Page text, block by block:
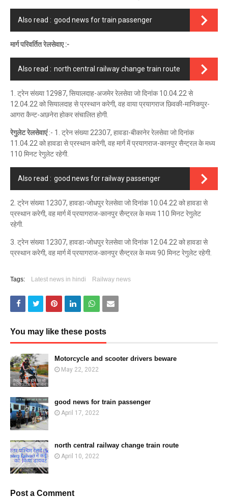
Also read : good news for train passenger
मार्ग परिवर्तित रेलसेवाए :-
Also read : north central railway change train route
1. ट्रेन संख्या 12987, सियालदाह-अजमेर रेलसेवा जो दिनांक 10.04.22 से
12.04.22 को सियालदाह से प्रस्थान करेगी, वह वाया प्रयागराज छिवकी-मानिकपुर-
आगरा कैन्ट-अछनेरा होकर संचालित होगी.
रेगुलेट रेलसेवाएं:- 1. ट्रेन संख्या 22307, हावडा-बीकानेर रेलसेवा जो दिनांक
11.04.22 को हावडा से प्रस्थान करेगी, वह मार्ग में प्रयागराज-कानपुर सैन्ट्रल के मध्य
110 मिनट रेगुलेट रहेगी.
Also read : good news for railway passenger
2. ट्रेन संख्या 12307, हावडा-जोधपुर रेलसेवा जो दिनांक 10.04.22 को हावडा से
प्रस्थान करेगी, वह मार्ग में प्रयागराज-कानपुर सैन्ट्रल के मध्य 110 मिनट रेगुलेट
रहेगी.
3. ट्रेन संख्या 12307, हावडा-जोधपुर रेलसेवा जो दिनांक 12.04.22 को हावडा से
प्रस्थान करेगी, वह मार्ग में प्रयागराज-कानपुर सैन्ट्रल के मध्य 90 मिनट रेगुलेट रहेगी.
Tags: Latest news in hindi Railway news
You may like these posts
Motorcycle and scooter drivers beware
May 22, 2022
good news for train passenger
April 17, 2022
north central railway change train route
April 10, 2022
Post a Comment